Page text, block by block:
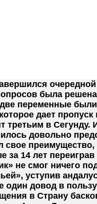
была
переменные
дает
третьим в Сегунду.
довольно
свое
за 14 лет
не смог ничего
уступив
один довод в
в Страну